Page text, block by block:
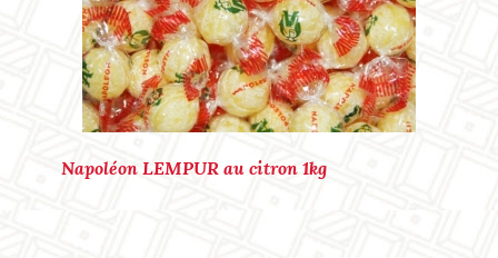
Napoléon LEMPUR au citron 1kg
Marque : LOLLIPOPS
Ref. : P40152